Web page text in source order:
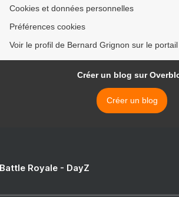
Cookies et données personnelles
Préférences cookies
Voir le profil de Bernard Grignon sur le
Créer un blog sur
Créer un blog
Royale - DayZ